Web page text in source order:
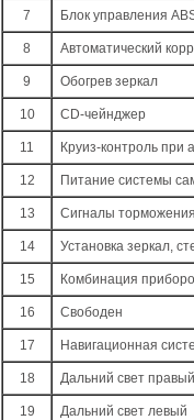
7 Блок управления
8 Автоматический
9 Обогрев зеркал
10 CD-чейнджер
11 Круиз-контроль при
12 Питание системы
13 Сигналы торможения
14 Установка зеркал,
15 Комбинация
16 Свободен
17 Навигационная
18 Дальний свет правый
19 Дальний свет левый